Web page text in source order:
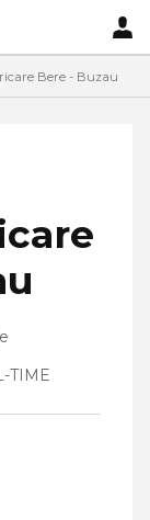
Bere - Buzau
TIME